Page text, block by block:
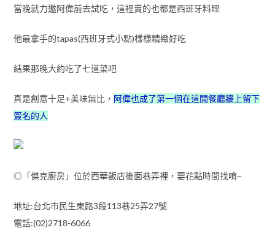
當晚就力邀阿偉前去試吃，這裡賣的也都是西班牙料理
他最拿手的tapas(西班牙式小點)樣樣精緻好吃
結果那晚大約吃了七道菜吧
真是創意十足+美味無比， 阿偉也成了第一個在這間餐廳牆上留下
簽名的人
◎「傑克廚房」位於西華飯店後面巷弄裡，要花點時間找唷~
地址:台北市民生東路3段113巷25弄27號
電話:(02)2718-6066